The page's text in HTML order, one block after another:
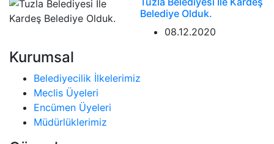
Belediye Olduk.
08.12.2020
Kurumsal
Belediyecilik İlkelerimiz
Meclis Üyeleri
Encümen Üyeleri
Müdürlüklerimiz